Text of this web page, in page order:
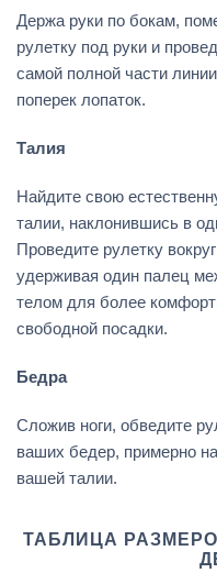
Держа руки по бокам,
рулетку под руки и
самой полной части
поперек лопаток.
Талия
Найдите свою
талии, наклонившись в
Проведите рулетку
удерживая один палец
телом для более
свободной посадки.
Бедра
Сложив ноги, обведите
ваших бедер, примерно
вашей талии.
ТАБЛИЦА